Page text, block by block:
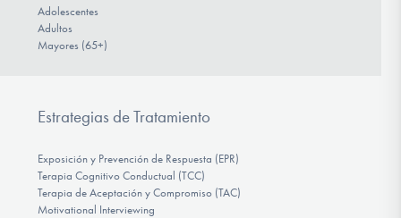
Adolescentes
Adultos
Mayores (65+)
Estrategias de Tratamiento
Exposición y Prevención de Respuesta (EPR)
Terapia Cognitivo Conductual (TCC)
Terapia de Aceptación y Compromiso (TAC)
Motivational Interviewing